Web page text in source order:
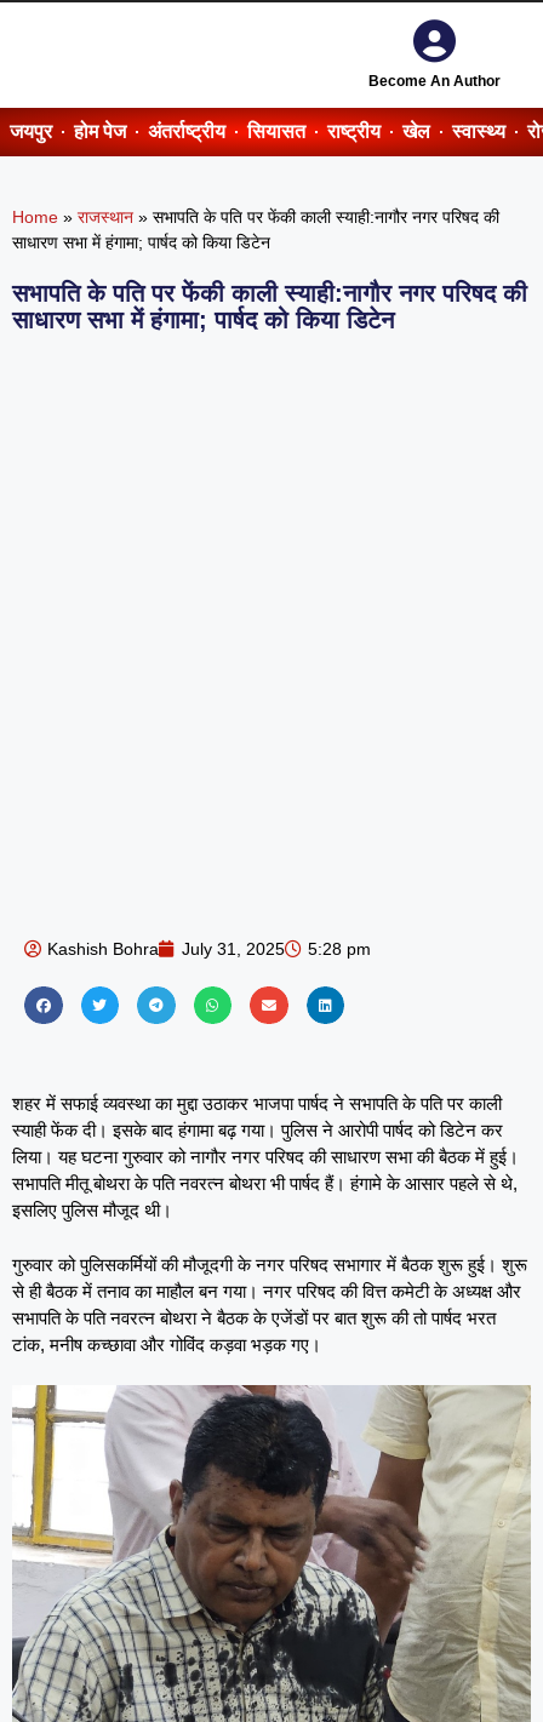
Become An Author
जयपुर होम पेज अंतर्राष्ट्रीय सियासत राष्ट्रीय खेल स्वास्थ्य
Home » राजस्थान » सभापति के पति पर फेंकी काली स्याही:नागौर नगर परिषद की
साधारण सभा में हंगामा; पार्षद को किया डिटेन
सभापति के पति पर फेंकी काली स्याही:नागौर नगर परिषद की
साधारण सभा में हंगामा; पार्षद को किया डिटेन
Kashish Bohra July 31, 2025 5:28 pm
शहर में सफाई व्यवस्था का मुद्दा उठाकर भाजपा पार्षद ने सभापति के पति पर काली
स्याही फेंक दी। इसके बाद हंगामा बढ़ गया। पुलिस ने आरोपी पार्षद को डिटेन कर
लिया। यह घटना गुरुवार को नागौर नगर परिषद की साधारण सभा की बैठक में हुई।
सभापति मीतू बोथरा के पति नवरत्न बोथरा भी पार्षद हैं। हंगामे के आसार पहले से थे,
इसलिए पुलिस मौजूद थी।
गुरुवार को पुलिसकर्मियों की मौजूदगी के नगर परिषद सभागार में बैठक शुरू हुई। शुरू
से ही बैठक में तनाव का माहौल बन गया। नगर परिषद की वित्त कमेटी के अध्यक्ष और
सभापति के पति नवरत्न बोथरा ने बैठक के एजेंडों पर बात शुरू की तो पार्षद भरत
टांक, मनीष कच्छावा और गोविंद कड़वा भड़क गए।